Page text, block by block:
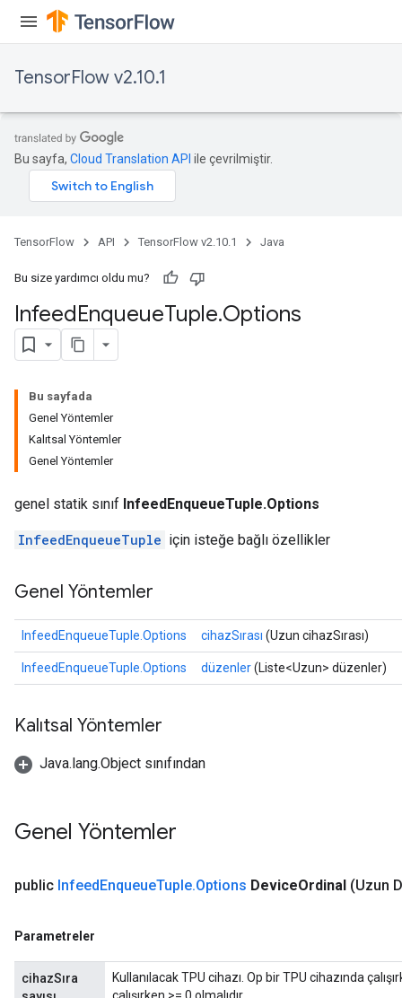
TensorFlow v2.10.1
Bu sayfa, Cloud Translation API ile çevrilmiştir.
TensorFlow API TensorFlow v2.10.1 Java
Bu size yardımcı oldu mu?
InfeedEnqueueTuple.Options
Bu sayfada
Genel Yöntemler
Kalıtsal Yöntemler
Genel Yöntemler
genel statik sınıf InfeedEnqueueTuple.Options
InfeedEnqueueTuple için isteğe bağlı özellikler
Genel Yöntemler
InfeedEnqueueTuple.Options cihazSırası (Uzun cihazSırası)
InfeedEnqueueTuple.Options düzenler(Liste<Uzun> düzenler)
Kalıtsal Yöntemler
Java.lang.Object sınıfından
Genel Yöntemler
public InfeedEnqueueTuple.Options DeviceOrdinal (Uzun
Parametreler
cihazSıra
Kullanılacak TPU cihazı. Op bir TPU cihazında